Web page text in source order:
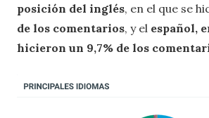
posición del inglés, en el que se
de los comentarios, y el español,
hicieron un 9,7% de los